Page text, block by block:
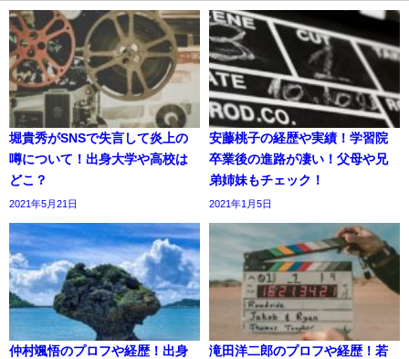
堀貴秀がSNSで失言して炎上の
噂について！出身大学や高校は
どこ？
2021年5月21日
安藤桃子の経歴や実績！学習院
卒業後の進路が凄い！父母や兄
弟姉妹もチェック！
2021年1月5日
仲村颯悟のプロフや経歴！出身
滝田洋二郎のプロフや経歴！若